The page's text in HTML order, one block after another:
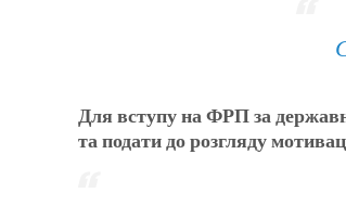
Для вступу на ФРП за
та подати до розгляду